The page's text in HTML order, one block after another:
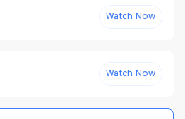
Watch Now
Watch Now